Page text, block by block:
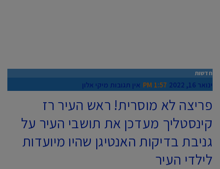
חדשות
ינואר 16, 2022 1:57 PM אין תגובות מיקי אלון
פריצה לא מוסרית! ראש העיר רז
קינסטליך מעדכן את תושבי העיר על
גניבת בדיקות האנטיגן שהיו מיועדות
לילדי העיר